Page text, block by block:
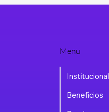
Menu
Institucional
Benefícios